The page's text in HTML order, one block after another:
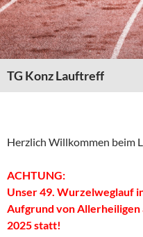
Zum
Inhalt
springen
TG Konz Lauftreff
Herzlich Willkommen beim
ACHTUNG:
Unser 49. Wurzelweglauf
Aufgrund von Allerheiligen
2025statt!